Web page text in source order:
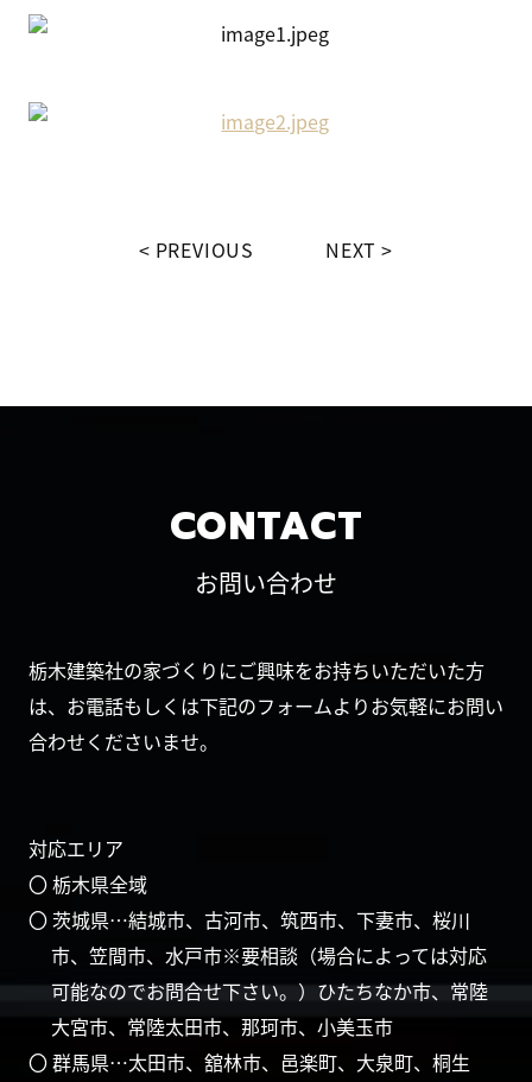
PREVIOUS NEXT
CONTACT
お問い合わせ
栃木建築社の家づくりにご興味をお持ちいただいた方
は、お電話もしくは下記のフォームよりお気軽にお問い
合わせくださいませ。
対応エリア
〇 栃木県全域
〇 茨城県…結城市、古河市、筑西市、下妻市、桜川
市、笠間市、水戸市※要相談（場合によっては対応
可能なのでお問合せ下さい。）ひたちなか市、常陸
大宮市、常陸太田市、那珂市、小美玉市
〇 群馬県…太田市、舘林市、邑楽町、大泉町、桐生